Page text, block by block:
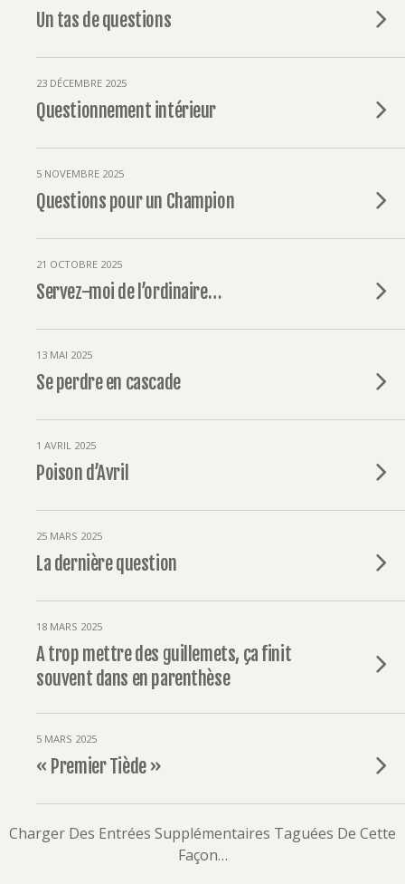
Un tas de questions
23 DÉCEMBRE 2025
Questionnement intérieur
5 NOVEMBRE 2025
Questions pour un Champion
21 OCTOBRE 2025
Servez-moi de l’ordinaire…
13 MAI 2025
Se perdre en cascade
1 AVRIL 2025
Poison d’Avril
25 MARS 2025
La dernière question
18 MARS 2025
A trop mettre des guillemets, ça finit
souvent dans en parenthèse
5 MARS 2025
« Premier Tiède »
Charger Des Entrées Supplémentaires Taguées De Cette
Façon…